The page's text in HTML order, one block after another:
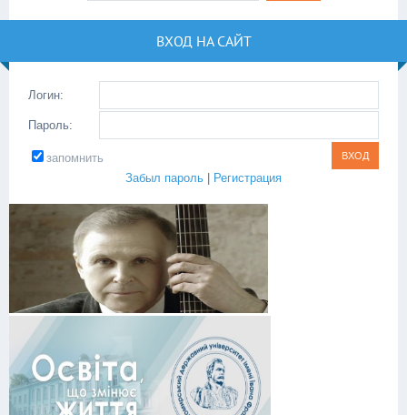
ВХОД НА САЙТ
Логин:
Пароль:
запомнить
Забыл пароль
Регистрация